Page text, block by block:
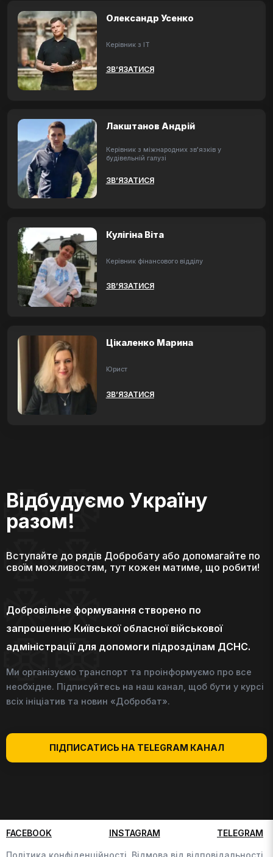
Олександр Усенко
Керівник з ІТ
ЗВ’ЯЗАТИСЯ
Лакштанов Андрій
Керівник з міжнародних зв'язків у
будівельній галузі
ЗВ’ЯЗАТИСЯ
Кулігіна Віта
Керівник фінансового відділу
ЗВ’ЯЗАТИСЯ
Цікаленко Марина
Юрист
ЗВ’ЯЗАТИСЯ
Відбудуємо Україну
разом!
Вступайте до рядів Добробату або допомагайте по
своїм можливостям, тут кожен матиме, що робити!
Добровільне формування створено по
запрошенню Київської обласної військової
адміністрації для допомоги підрозділам ДСНС.
Ми організуємо транспорт та проінформуємо про все
необхідне. Підписуйтесь на наш канал, щоб бути у курсі
всіх ініціатив та новин «Добробат».
ПІДПИСАТИСЬ НА TELEGRAM КАНАЛ
FACEBOOK INSTAGRAM TELEGRAM
Політика конфіденційності, Відмова від відповідальності